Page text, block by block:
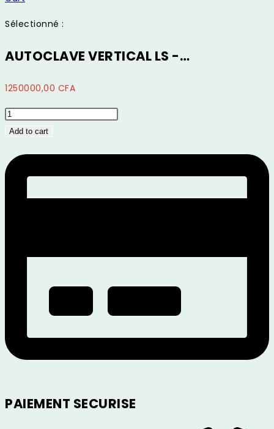
Sélectionné :
AUTOCLAVE VERTICAL LS -…
1250000,00 CFA
AUTOCLAVE
VERTICAL
-
quantity
Add to cart
PAIEMENT SECURISE